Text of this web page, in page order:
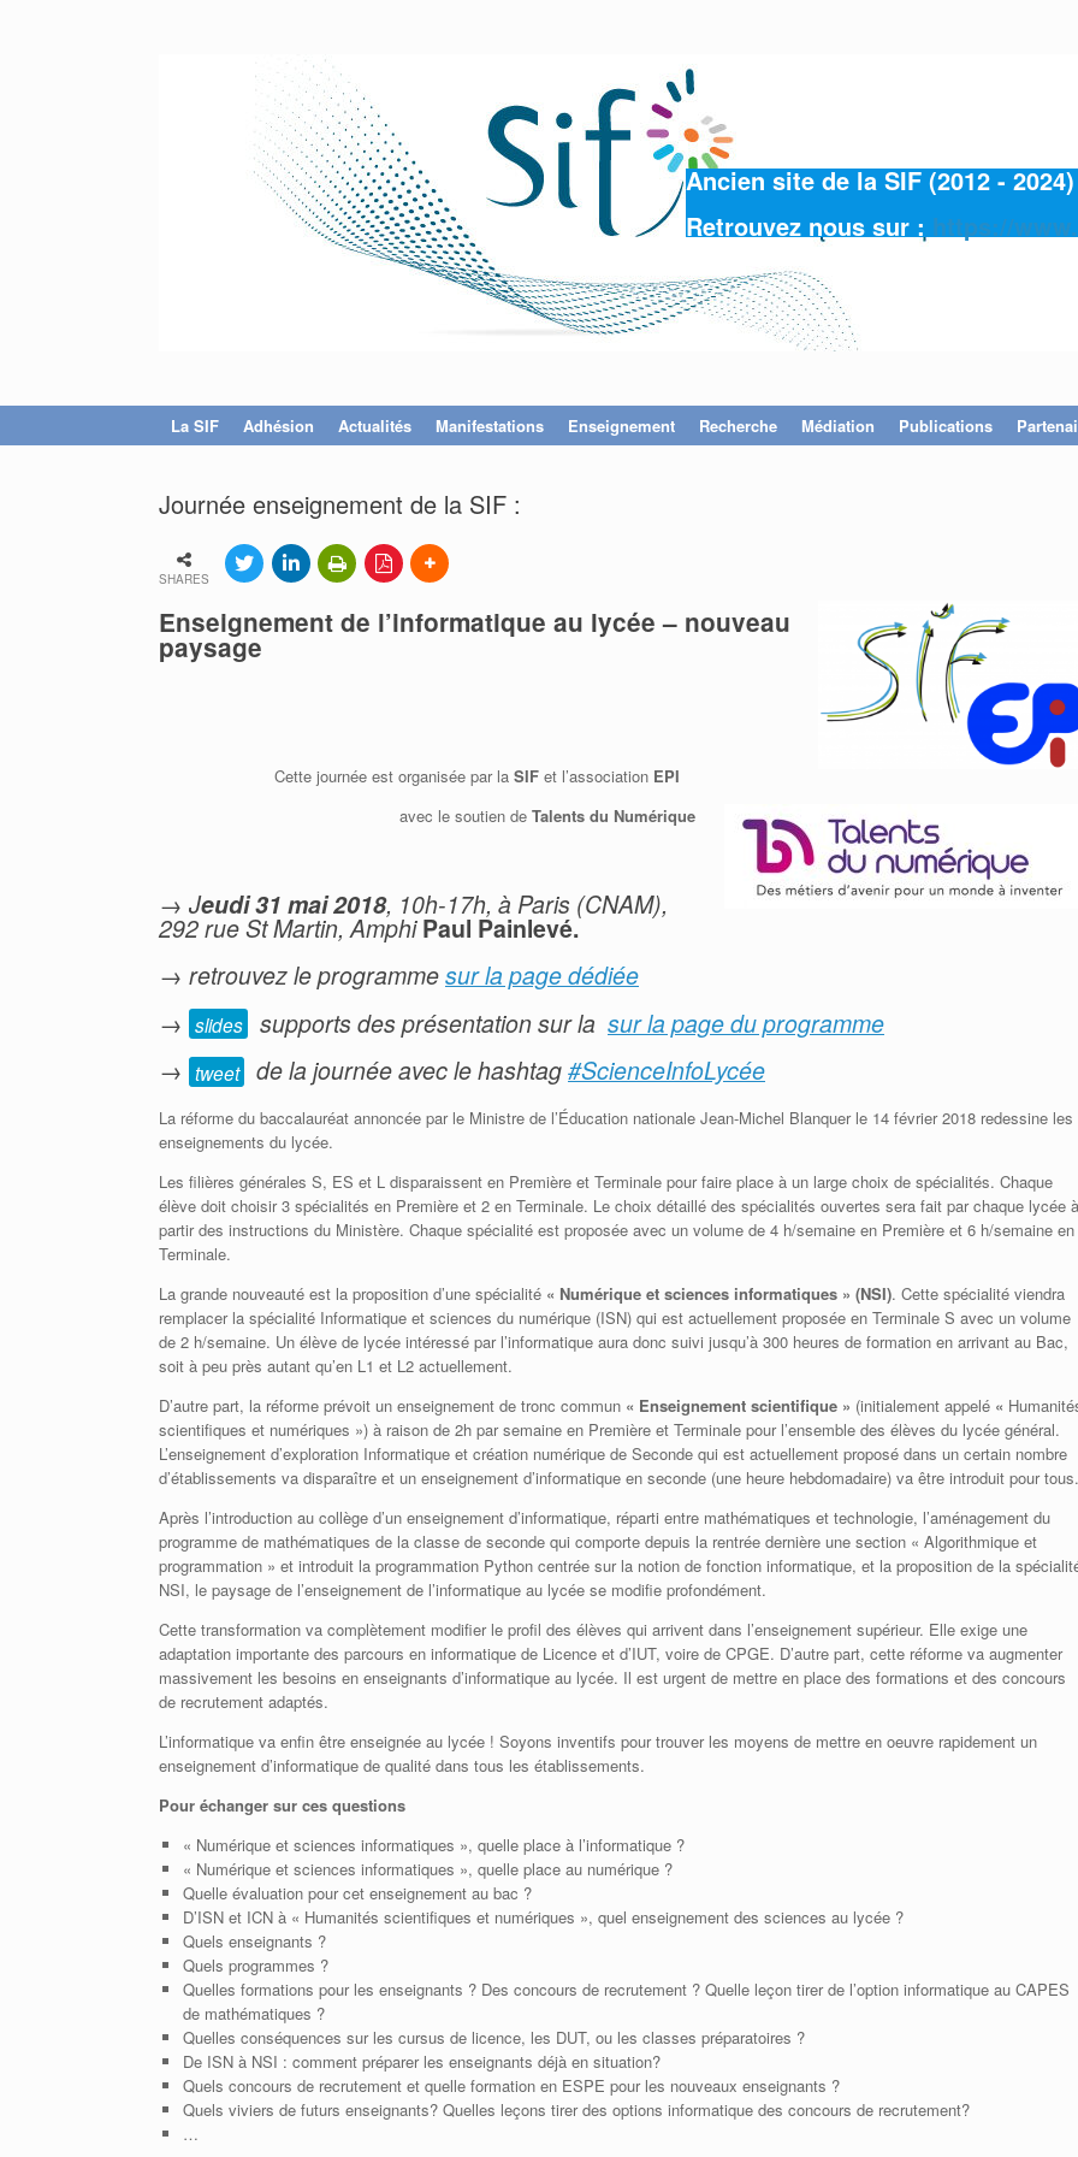
Ancien site de la SIF (2012 -
Retrouvez nous sur : https://
La SIF Adhésion Actualités Manifestations Enseignement Recherche Médiation Publications
Journée enseignement de la SIF :
SHARES
Enseignement de l’informatique au lycée – nouveau
paysage
Cette journée est organisée par la SIFet l’association EPI
avec le soutien deTalents du Numérique
→ Jeudi 31 mai 2018, 10h-17h, à Paris (CNAM),
292 rue St Martin, AmphiPaul Painlevé.
→ retrouvez le programmesur la page dédiée
→ slides supports des présentation sur lasur la page du programme
→ tweet de la journée avec le hashtag#ScienceInfoLycée
La réforme du baccalauréat annoncée par le Ministre de l’Éducation nationale Jean-Michel Blanquer le 14 février 2018 redessine les
enseignements du lycée.
Les filières générales S, ES et L disparaissent en Première et Terminale pour faire place à un large choix de spécialités. Chaque
élève doit choisir 3 spécialités en Première et 2 en Terminale. Le choix détaillé des spécialités ouvertes sera fait par chaque lycée à
partir des instructions du Ministère. Chaque spécialité est proposée avec un volume de 4 h/semaine en Première et 6 h/semaine en
Terminale.
La grande nouveauté est la proposition d’une spécialité « Numérique et sciences informatiques » (NSI). Cette spécialité viendra
remplacer la spécialité Informatique et sciences du numérique (ISN) qui est actuellement proposée en Terminale S avec un volume
de 2 h/semaine. Un élève de lycée intéressé par l’informatique aura donc suivi jusqu’à 300 heures de formation en arrivant au Bac,
soit à peu près autant qu’en L1 et L2 actuellement.
D’autre part, la réforme prévoit un enseignement de tronc commun « Enseignement scientifique » (initialement appelé «
scientifiques et numériques ») à raison de 2h par semaine en Première et Terminale pour l’ensemble des élèves du lycée général.
L’enseignement d’exploration Informatique et création numérique de Seconde qui est actuellement proposé dans un certain nombre
d’établissements va disparaître et un enseignement d’informatique en seconde (une heure hebdomadaire) va être introduit pour tous.
Après l’introduction au collège d’un enseignement d’informatique, réparti entre mathématiques et technologie, l’aménagement du
programme de mathématiques de la classe de seconde qui comporte depuis la rentrée dernière une section « Algorithmique et
programmation » et introduit la programmation Python centrée sur la notion de fonction informatique, et la proposition de la
NSI, le paysage de l’enseignement de l’informatique au lycée se modifie profondément.
Cette transformation va complètement modifier le profil des élèves qui arrivent dans l’enseignement supérieur. Elle exige une
adaptation importante des parcours en informatique de Licence et d’IUT, voire de CPGE. D’autre part, cette réforme va augmenter
massivement les besoins en enseignants d’informatique au lycée. Il est urgent de mettre en place des formations et des concours
de recrutement adaptés.
L’informatique va enfin être enseignée au lycée ! Soyons inventifs pour trouver les moyens de mettre en oeuvre rapidement un
enseignement d’informatique de qualité dans tous les établissements.
Pour échanger sur ces questions
« Numérique et sciences informatiques », quelle place à l’informatique ?
« Numérique et sciences informatiques », quelle place au numérique ?
Quelle évaluation pour cet enseignement au bac ?
D’ISN et ICN à « Humanités scientifiques et numériques », quel enseignement des sciences au lycée ?
Quels enseignants ?
Quels programmes ?
Quelles formations pour les enseignants ? Des concours de recrutement ? Quelle leçon tirer de l’option informatique au CAPES
de mathématiques ?
Quelles conséquences sur les cursus de licence, les DUT, ou les classes préparatoires ?
De ISN à NSI : comment préparer les enseignants déjà en situation?
Quels concours de recrutement et quelle formation en ESPE pour les nouveaux enseignants ?
Quels viviers de futurs enseignants? Quelles leçons tirer des options informatique des concours de recrutement?
…
Adhérer à la SIF
Contacter la SIF